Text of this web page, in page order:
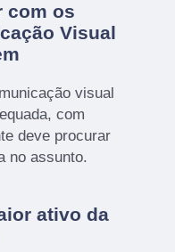
com os
Visual
visual
com
deve procurar
no assunto.
ativo da